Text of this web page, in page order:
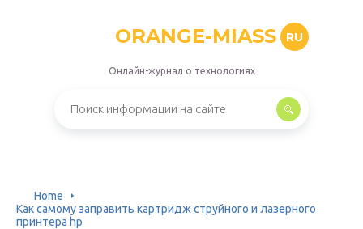
ORANGE-MIASS RU
Онлайн-журнал о технологиях
Home
Как самому заправить картридж струйного и лазерного
принтера hp